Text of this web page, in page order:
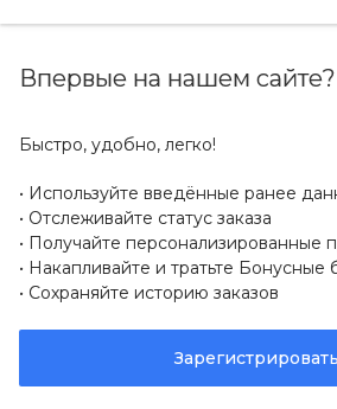
Впервые на нашем сайте?
Быстро, удобно, легко!
Используйте введённые ранее
Отслеживайте статус заказа
Получайте персонализированные
Накапливайте и тратьте Бонусные
Сохраняйте историю заказов